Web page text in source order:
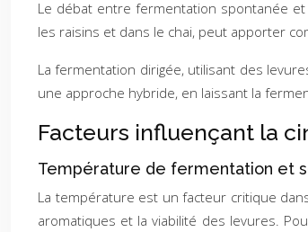
Le débat entre fermentation spontanée
les raisins et dans le chai, peut apporter
La fermentation dirigée, utilisant des
une approche hybride, en laissant la
Facteurs influençant la
Température de fermentation et
La température est un facteur critique
aromatiques et la viabilité des levures.